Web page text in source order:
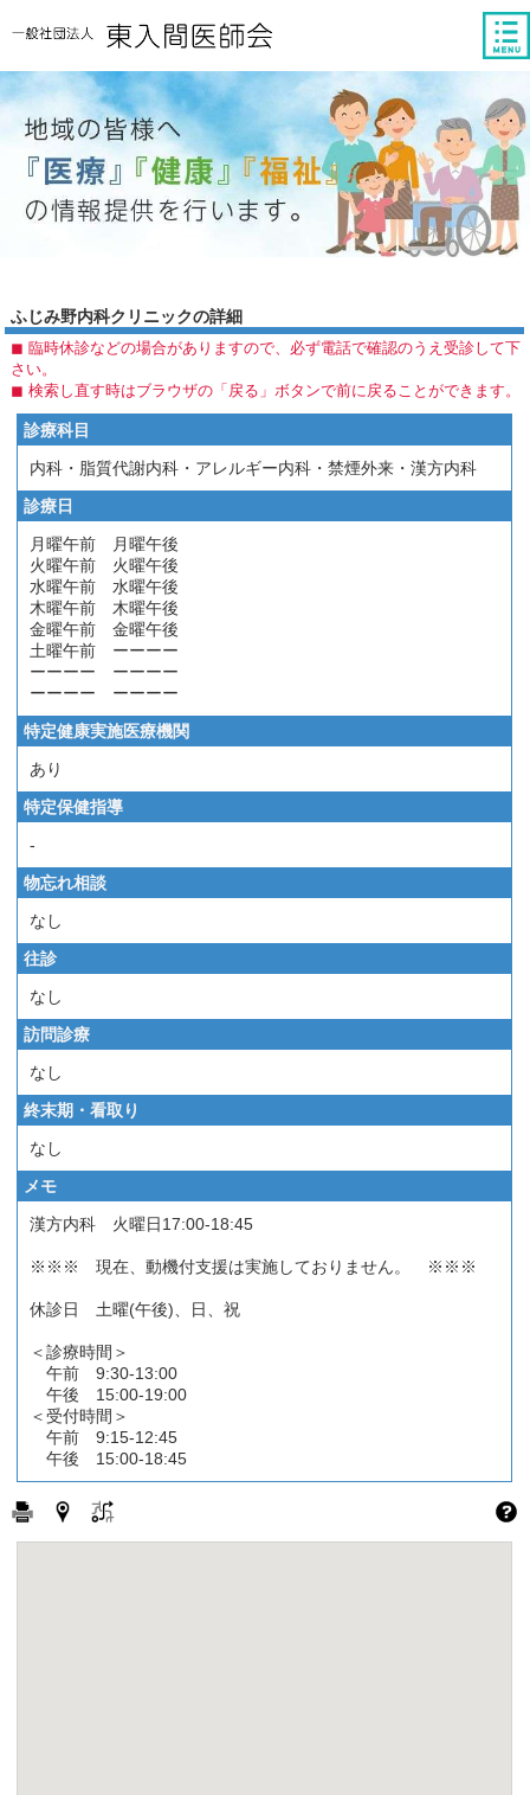
ふじみ野内科クリニックの詳細
◼︎ 臨時休診などの場合がありますので、必ず電話で確認のうえ受診して下
さい。
◼︎ 検索し直す時はブラウザの「戻る」ボタンで前に戻ることができます。
診療科目
内科・脂質代謝内科・アレルギー内科・禁煙外来・漢方内科
診療日
月曜午前 月曜午後
火曜午前 火曜午後
水曜午前 水曜午後
木曜午前 木曜午後
金曜午前 金曜午後
土曜午前 ーーーー
ーーーー ーーーー
ーーーー ーーーー
特定健康実施医療機関
あり
特定保健指導
-
物忘れ相談
なし
往診
なし
訪問診療
なし
終末期・看取り
なし
メモ
漢方内科 火曜日17:00-18:45
※※※ 現在、動機付支援は実施しておりません。 ※※※
休診日 土曜(午後)、日、祝
＜診療時間＞
午前 9:30-13:00
午後 15:00-19:00
＜受付時間＞
午前 9:15-12:45
午後 15:00-18:45